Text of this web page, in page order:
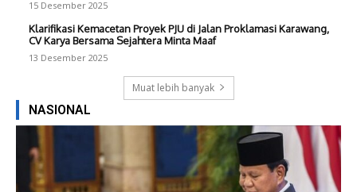
15 Desember 2025
Klarifikasi Kemacetan Proyek PJU di Jalan Proklamasi Karawang,
CV Karya Bersama Sejahtera Minta Maaf
13 Desember 2025
Muat lebih banyak
NASIONAL